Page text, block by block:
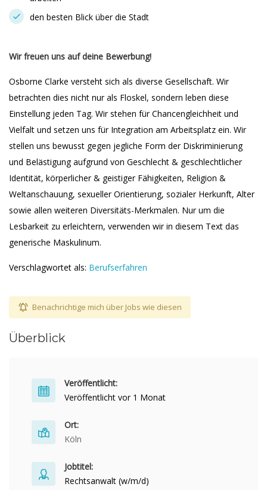
den besten Blick über die Stadt
Wir freuen uns auf deine Bewerbung!
Osborne Clarke versteht sich als diverse Gesellschaft. Wir
betrachten dies nicht nur als Floskel, sondern leben diese
Einstellung jeden Tag. Wir stehen für Chancengleichheit und
Vielfalt und setzen uns für Integration am Arbeitsplatz ein. Wir
stellen uns bewusst gegen jegliche Form der Diskriminierung
und Belästigung aufgrund von Geschlecht & geschlechtlicher
Identität, körperlicher & geistiger Fähigkeiten, Religion &
Weltanschauung, sexueller Orientierung, sozialer Herkunft, Alter
sowie allen weiteren Diversitäts-Merkmalen. Nur um die
Lesbarkeit zu erleichtern, verwenden wir in diesem Text das
generische Maskulinum.
Verschlagwortet als: Berufserfahren
Benachrichtige mich über Jobs wie diesen
Überblick
Veröffentlicht:
Veröffentlicht vor 1 Monat
Ort:
Köln
Jobtitel:
Rechtsanwalt (w/m/d)